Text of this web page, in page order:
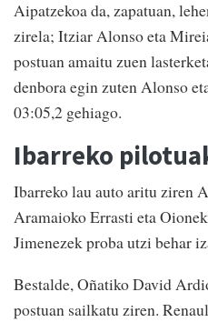
Aipatzekoa da, zapatuan,
zirela; Itziar Alonso eta
postuan amaitu zuen
denbora egin zuten Alonso
03:05,2 gehiago.
Ibarreko
Ibarreko lau auto aritu ziren
Aramaioko Errasti eta
Jimenezek proba utzi behar
Bestalde, Oñatiko David
postuan sailkatu ziren.